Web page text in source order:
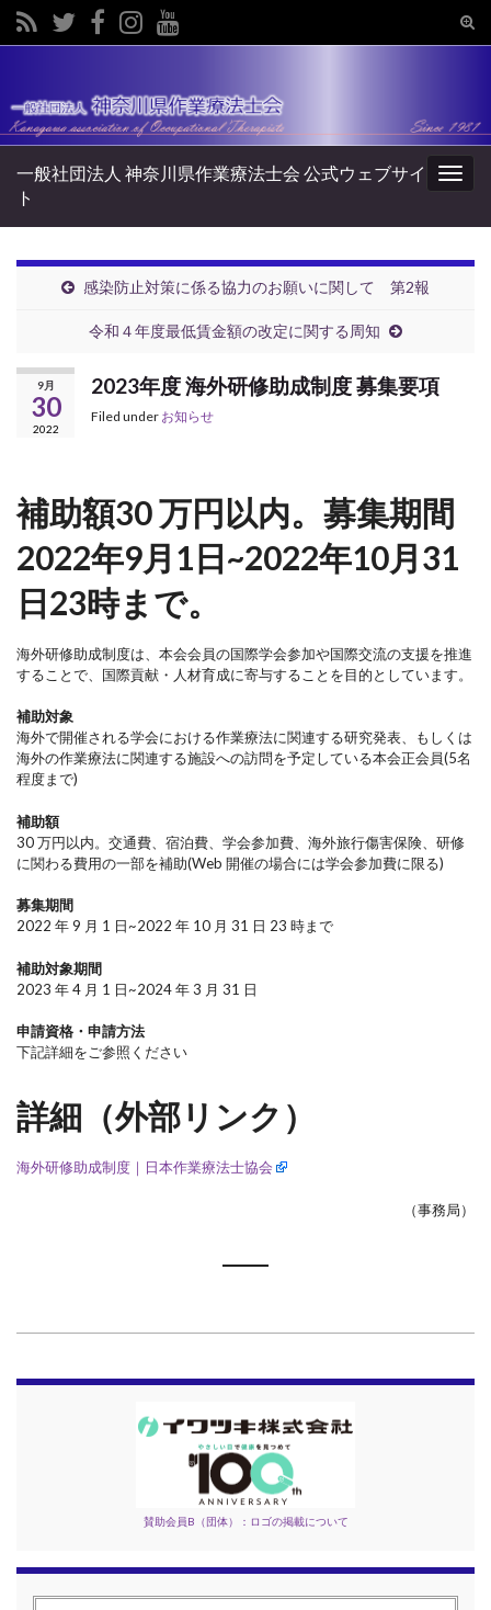
一般社団法人 神奈川県作業療法士会 公式ウェブサイ
ト
感染防止対策に係る協力のお願いに関して 第2報
令和４年度最低賃金額の改定に関する周知
9月
30
2022
2023年度 海外研修助成制度 募集要項
Filed under お知らせ
補助額30 万円以内。募集期間
2022年9月1日~2022年10月31
日23時まで。
海外研修助成制度は、本会会員の国際学会参加や国際交流の支援を推進
することで、国際貢献・人材育成に寄与することを目的としています。
補助対象
海外で開催される学会における作業療法に関連する研究発表、もしくは
海外の作業療法に関連する施設への訪問を予定している本会正会員(5名
程度まで)
補助額
30 万円以内。交通費、宿泊費、学会参加費、海外旅行傷害保険、研修
に関わる費用の一部を補助(Web 開催の場合には学会参加費に限る)
募集期間
2022 年 9 月 1 日~2022 年 10 月 31 日 23 時まで
補助対象期間
2023 年 4 月 1 日~2024 年 3 月 31 日
申請資格・申請方法
下記詳細をご参照ください
詳細（外部リンク）
海外研修助成制度｜日本作業療法士協会
（事務局）
賛助会員B（団体）：ロゴの掲載について